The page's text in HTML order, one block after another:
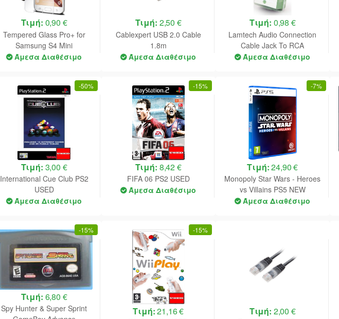
Τιμή: 0,90 €
Tempered Glass Pro+ for
Samsung S4 Mini
Άμεσα Διαθέσιμο
Τιμή: 2,50 €
Cablexpert USB 2.0 Cable
1.8m
Άμεσα Διαθέσιμο
Τιμή: 0,98 €
Lamtech Audio Connection
Cable Jack To RCA
Άμεσα Διαθέσιμο
-50%
Τιμή: 3,00 €
International Cue Club PS2
USED
Άμεσα Διαθέσιμο
-15%
Τιμή: 8,42 €
FIFA 06 PS2 USED
Άμεσα Διαθέσιμο
-7%
Τιμή:24,90 €
Monopoly Star Wars - Heroes
vs Villains PS5 NEW
Άμεσα Διαθέσιμο
-15%
Τιμή: 6,80 €
Spy Hunter & Super Sprint
-15%
Τιμή:21,16 € Τιμή: 2,00 €